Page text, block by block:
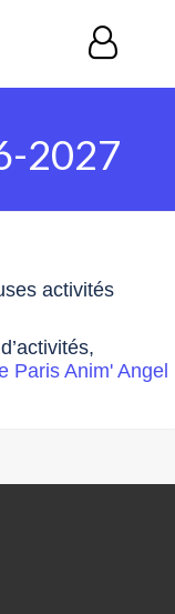
2027
activités
Paris Anim' Angel